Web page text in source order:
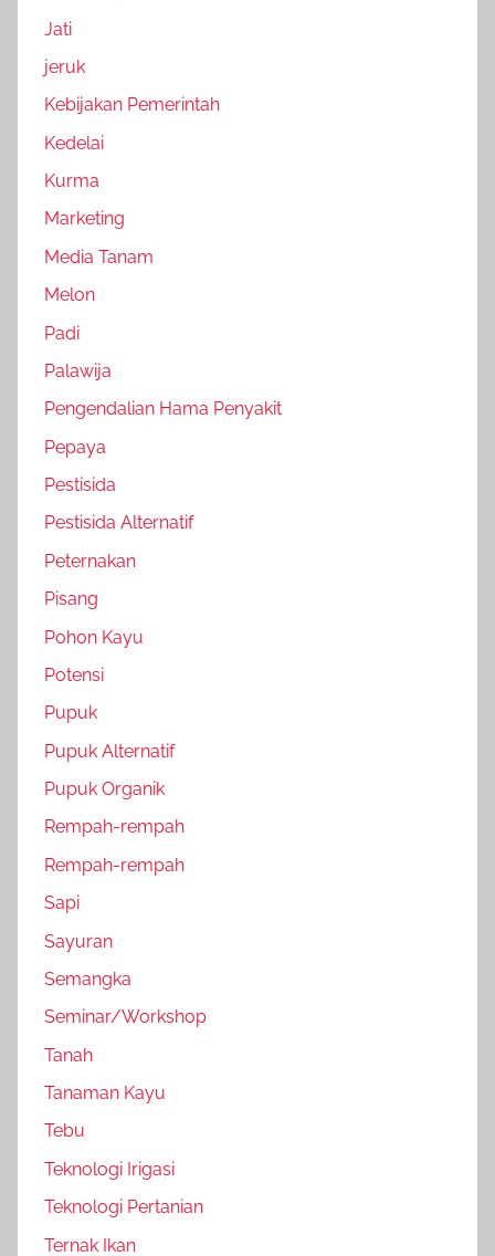
Jati
jeruk
Kebijakan Pemerintah
Kedelai
Kurma
Marketing
Media Tanam
Melon
Padi
Palawija
Pengendalian Hama Penyakit
Pepaya
Pestisida
Pestisida Alternatif
Peternakan
Pisang
Pohon Kayu
Potensi
Pupuk
Pupuk Alternatif
Pupuk Organik
Rempah-rempah
Rempah-rempah
Sapi
Sayuran
Semangka
Seminar/Workshop
Tanah
Tanaman Kayu
Tebu
Teknologi Irigasi
Teknologi Pertanian
Ternak Ikan